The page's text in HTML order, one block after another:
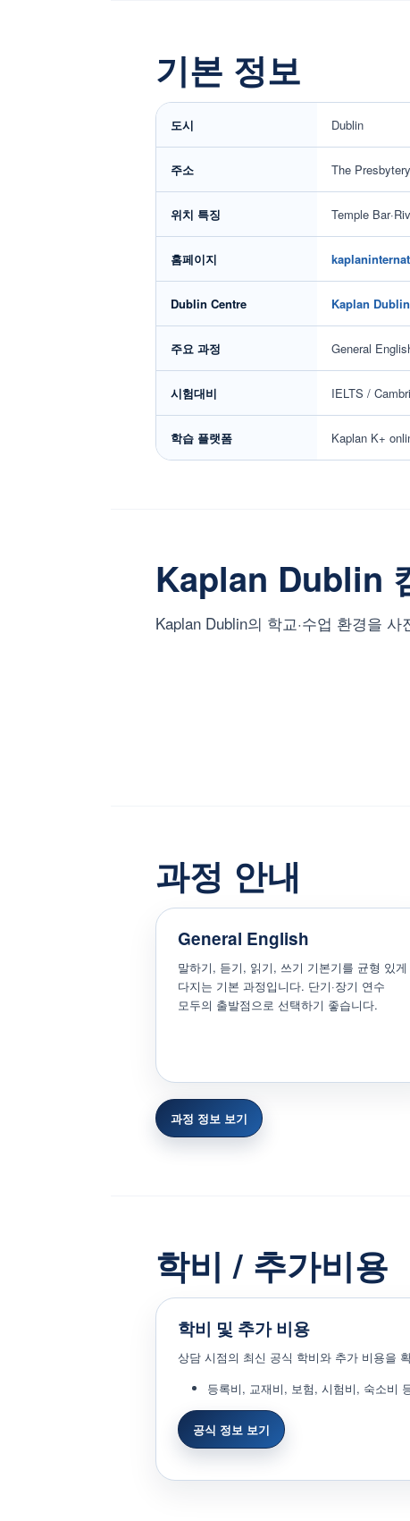
기본 정보
도시 Dublin
주소 The
위치 특징 Temple
홈페이지
Dublin Centre Kaplan
주요 과정 General
시험대비 IELTS /
학습 플랫폼 Kaplan K+
Kaplan Dublin
Kaplan Dublin의 학교·수업 환경을
과정 안내
General English
말하기, 듣기, 읽기, 쓰기 기본기를 균형 있게
다지는 기본 과정입니다. 단기·장기 연수
모두의 출발점으로 선택하기 좋습니다.
과정 정보 보기
학비 / 추가비용
학비 및 추가 비용
상담 시점의 최신 공식 학비와 추가 비용을
등록비, 교재비, 보험, 시험비, 숙소비
공식 정보 보기